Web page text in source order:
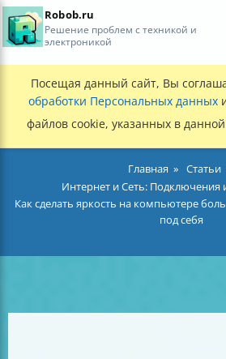
Robob.ru
Решение проблем с техникой и
электроникой
Посещая данный сайт, Вы
обработки Персональных данных
файлов cookie, указанных в
Главная
Статьи
Интернет и Сеть: Подключения
Как сделать яркость на компьютере
под себя